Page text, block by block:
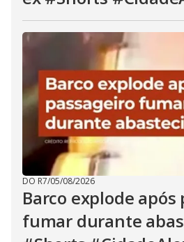
DO R7/05/08/2026
Barco explode após
fumar durante